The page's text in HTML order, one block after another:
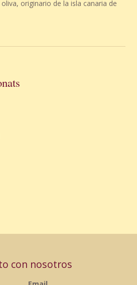
originario de la isla canaria de
con nosotros